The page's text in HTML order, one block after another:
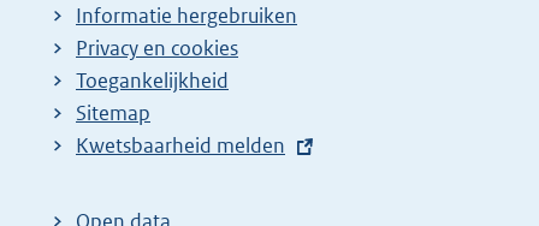
Informatie hergebruiken
Privacy en cookies
Toegankelijkheid
Sitemap
E
t
Kwetsbaarheid melden